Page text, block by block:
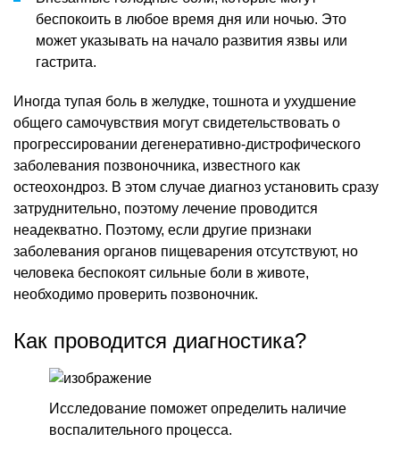
беспокоить в любое время дня или ночью. Это
может указывать на начало развития язвы или
гастрита.
Иногда тупая боль в желудке, тошнота и ухудшение
общего самочувствия могут свидетельствовать о
прогрессировании дегенеративно-дистрофического
заболевания позвоночника, известного как
остеохондроз. В этом случае диагноз установить сразу
затруднительно, поэтому лечение проводится
неадекватно. Поэтому, если другие признаки
заболевания органов пищеварения отсутствуют, но
человека беспокоят сильные боли в животе,
необходимо проверить позвоночник.
Как проводится диагностика?
Исследование поможет определить наличие
воспалительного процесса.